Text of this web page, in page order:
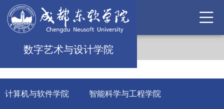
数字艺术与设计学院
计算机与软件学院 智能科学与工程学院